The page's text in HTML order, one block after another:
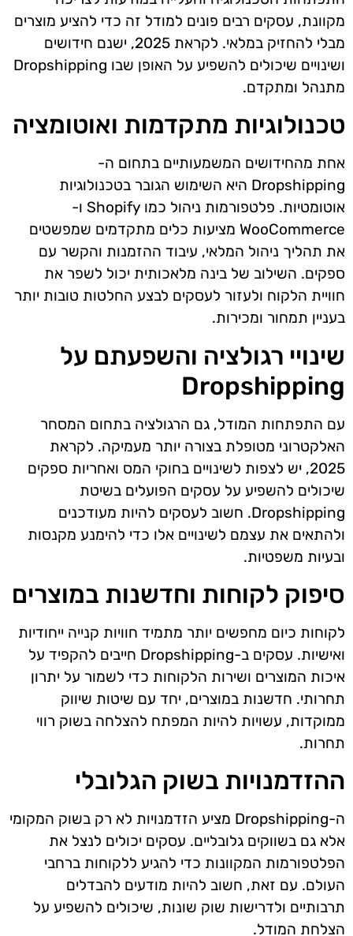
מקוונת, עסקים רבים פונים למודל זה כדי להציע מוצרים
מבלי להחזיק במלאי. לקראת 2025, ישנם חידושים
ושינויים שיכולים להשפיע על האופן שבו Dropshipping
מתנהל ומתקדם.
טכנולוגיות מתקדמות ואוטומציה
אחת מהחידושים המשמעותיים בתחום ה-
Dropshipping היא השימוש הגובר בטכנולוגיות
אוטומטיות. פלטפורמות ניהול כמו Shopify ו-
WooCommerce מציעות כלים מתקדמים שמפשטים
את תהליך ניהול המלאי, עיבוד ההזמנות והקשר עם
ספקים. השילוב של בינה מלאכותית יכול לשפר את
חוויית הלקוח ולעזור לעסקים לבצע החלטות טובות יותר
בעניין תמחור ומכירות.
שינויי רגולציה והשפעתם על
Dropshipping
עם התפתחות המודל, גם הרגולציה בתחום המסחר
האלקטרוני מטופלת בצורה יותר מעמיקה. לקראת
2025, יש לצפות לשינויים בחוקי המס ואחריות ספקים
שיכולים להשפיע על עסקים הפועלים בשיטת
Dropshipping. חשוב לעסקים להיות מעודכנים
ולהתאים את עצמם לשינויים אלו כדי להימנע מקנסות
ובעיות משפטיות.
סיפוק לקוחות וחדשנות במוצרים
לקוחות כיום מחפשים יותר מתמיד חוויות קנייה ייחודיות
ואישיות. עסקים ב-Dropshipping חייבים להקפיד על
איכות המוצרים ושירות הלקוחות כדי לשמור על יתרון
תחרותי. חדשנות במוצרים, יחד עם שיטות שיווק
ממוקדות, עשויות להיות המפתח להצלחה בשוק רווי
תחרות.
ההזדמנויות בשוק הגלובלי
ה-Dropshipping מציע הזדמנויות לא רק בשוק המקומי
אלא גם בשווקים גלובליים. עסקים יכולים לנצל את
הפלטפורמות המקוונות כדי להגיע ללקוחות ברחבי
העולם. עם זאת, חשוב להיות מודעים להבדלים
תרבותיים ולדרישות שוק שונות, שיכולים להשפיע על
הצלחת המודל.